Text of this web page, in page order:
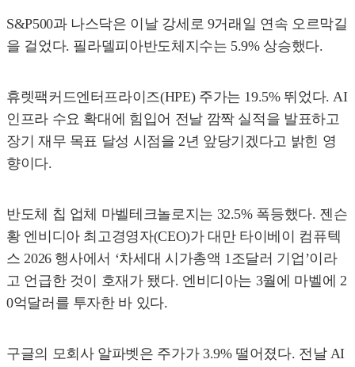
S&P500과 나스닥은 이날 강세로 9거래일 연속 오르막길
을 걸었다. 필라델피아반도체지수는 5.9% 상승했다.
휴렛팩커드엔터프라이즈(HPE) 주가는 19.5% 뛰었다. AI
인프라 수요 확대에 힘입어 전날 깜짝 실적을 발표하고
장기 재무 목표 달성 시점을 2년 앞당기겠다고 밝힌 영
향이다.
반도체 칩 업체 마벨테크놀로지는 32.5% 폭등했다. 젠슨
황 엔비디아 최고경영자(CEO)가 대만 타이베이 컴퓨텍
스 2026 행사에서 ‘차세대 시가총액 1조달러 기업’이라
고 언급한 것이 호재가 됐다. 엔비디아는 3월에 마벨에 2
0억달러를 투자한 바 있다.
구글의 모회사 알파벳은 주가가 3.9% 떨어졌다. 전날 AI